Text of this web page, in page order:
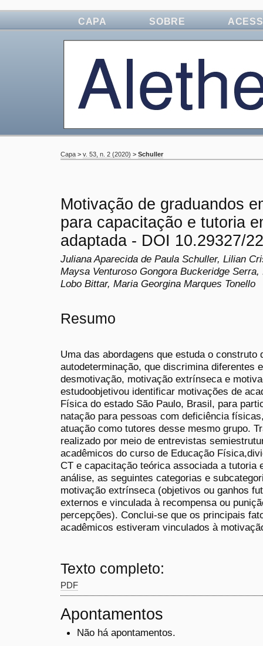
CAPA SOBRE
Capa > v. 53, n. 2 (2020) > Schuller
Motivação de graduandos
para capacitação e tutoria
adaptada - DOI 10.29327/
Juliana Aparecida de Paula Schuller, Lilian
Maysa Venturoso Gongora Buckeridge
Lobo Bittar, Maria Georgina Marques Tonello
Resumo
Uma das abordagens que estuda o construto
autodeterminação, que discrimina diferentes
desmotivação, motivação extrínseca e
estudoobjetivou identificar motivações de
Física do estado São Paulo, Brasil, para
natação para pessoas com deficiência
atuação como tutores desse mesmo grupo.
realizado por meio de entrevistas
acadêmicos do curso de Educação
CT e capacitação teórica associada a tutoria
análise, as seguintes categorias e
motivação extrínseca (objetivos ou ganhos
externos e vinculada à recompensa ou
percepções). Conclui-se que os principais
acadêmicos estiveram vinculados à
Texto completo:
PDF
Apontamentos
Não há apontamentos.